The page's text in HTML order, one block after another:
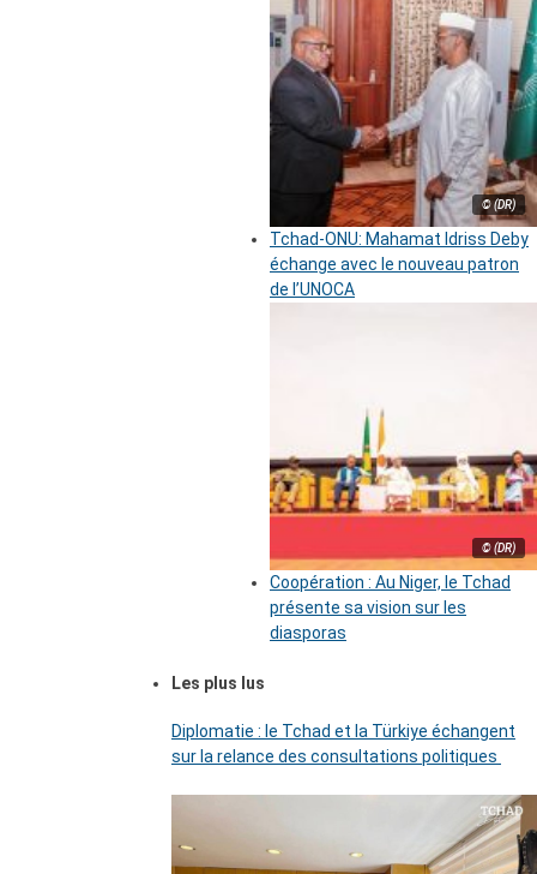
© (DR)
Tchad-ONU: Mahamat Idriss Deby
échange avec le nouveau patron
de l’UNOCA
© (DR)
Coopération : Au Niger, le Tchad
présente sa vision sur les
diasporas
Les plus lus
Diplomatie : le Tchad et la Türkiye échangent
sur la relance des consultations politiques